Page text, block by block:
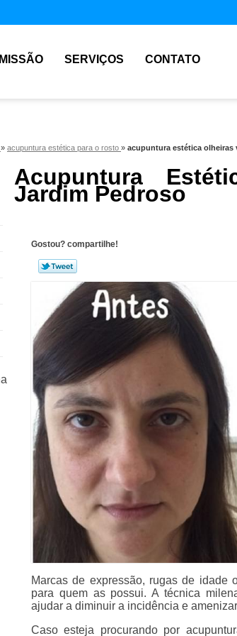
MISSÃO SERVIÇOS CONTATO
» acupuntura estética para o rosto » acupuntura estética olheiras
Acupuntura
Jardim Pedroso
Gostou? compartilhe!
Marcas de expressão, rugas de idade
para quem as possui. A técnica
ajudar a diminuir a incidência e
Caso esteja procurando por